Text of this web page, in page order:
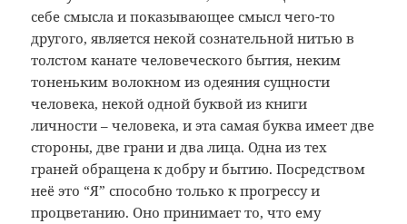
себе смысла и показывающее смысл чего-то
другого, является некой сознательной нитью в
толстом канате человеческого бытия, неким
тоненьким волокном из одеяния сущности
человека, некой одной буквой из книги
личности – человека, и эта самая буква имеет две
стороны, две грани и два лица. Одна из тех
граней обращена к добру и бытию. Посредством
неё это “Я” способно только к прогрессу и
процветанию. Оно принимает то, что ему